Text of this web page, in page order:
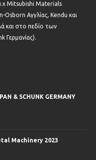
Mitsubishi Materials
Osborn Αγγλίας, Kendu και
και στο πεδίο των
Γερμανίας).
& SCHUNK GERMANY
Machinery 2023